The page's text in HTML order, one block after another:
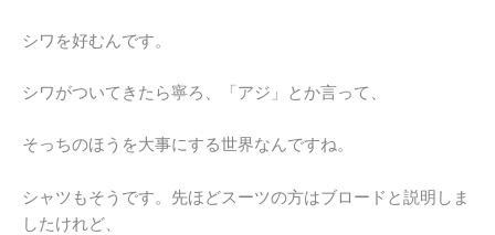
シワを好むんです。
シワがついてきたら寧ろ、「アジ」とか言って、
そっちのほうを大事にする世界なんですね。
シャツもそうです。先ほどスーツの方はブロードと説明しま
したけれど、